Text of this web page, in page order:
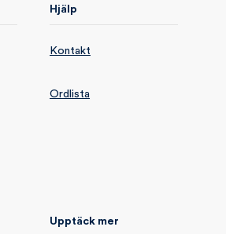
Hjälp
Kontakt
Ordlista
Upptäck mer